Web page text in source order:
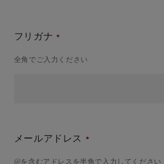
フリガナ
全角でご入力ください
メールアドレス
@を含むアドレスを半角で入力してください